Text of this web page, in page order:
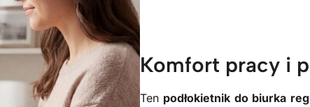
Komfort pracy i
Ten podłokietnik do biurka